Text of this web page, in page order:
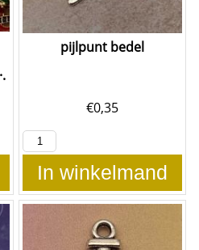
pijlpunt bedel
€0,35
In winkelmand